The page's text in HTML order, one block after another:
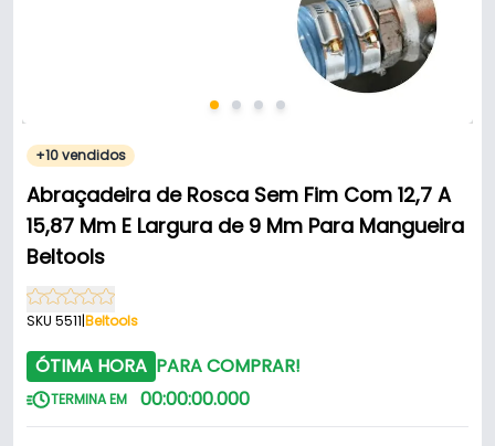
+10 vendidos
Abraçadeira de Rosca Sem Fim Com 12,7 A
15,87 Mm E Largura de 9 Mm Para Mangueira
Beltools
SKU 5511|Beltools
ÓTIMA HORA PARA COMPRAR!
TERMINA EM 00:00:00.000